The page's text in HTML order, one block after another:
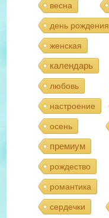
весна
день рождения
женская
календарь
любовь
настроение
осень
премиум
рождество
романтика
сердечки